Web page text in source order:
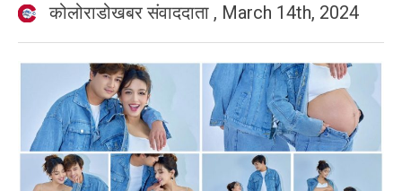
कोलोराडोखबर संवाददाता , March 14th, 2024